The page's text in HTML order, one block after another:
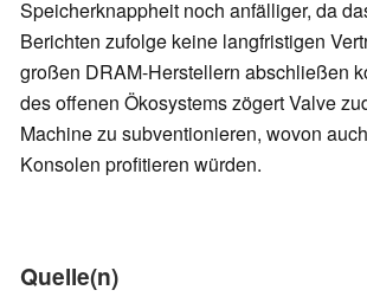
Speicherknappheit noch anfälliger, da
Berichten zufolge keine langfristigen
großen DRAM-Herstellern abschließen
des offenen Ökosystems zögert Valve
Machine zu subventionieren, wovon
Konsolen profitieren würden.
Quelle(n)